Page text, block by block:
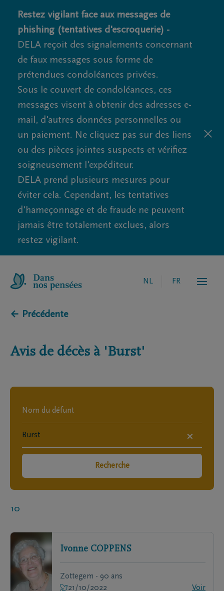
Restez vigilant face aux messages de
phishing (tentatives d'escroquerie) -
DELA reçoit des signalements concernant
de faux messages sous forme de
prétendues condoléances privées.
Sous le couvert de condoléances, ces
messages visent à obtenir des adresses e-
mail, d'autres données personnelles ou
un paiement. Ne cliquez pas sur des liens
ou des pièces jointes suspects et vérifiez
soigneusement l'expéditeur.
DELA prend plusieurs mesures pour
éviter cela. Cependant, les tentatives
d'hameçonnage et de fraude ne peuvent
jamais être totalement exclues, alors
restez vigilant.
NL FR
← Précédente
Avis de décès à 'Burst'
×
Recherche
10
Ivonne COPPENS
Zottegem - 90 ans
21/10/2022
Voir